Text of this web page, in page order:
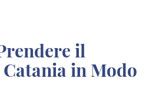
in Modo